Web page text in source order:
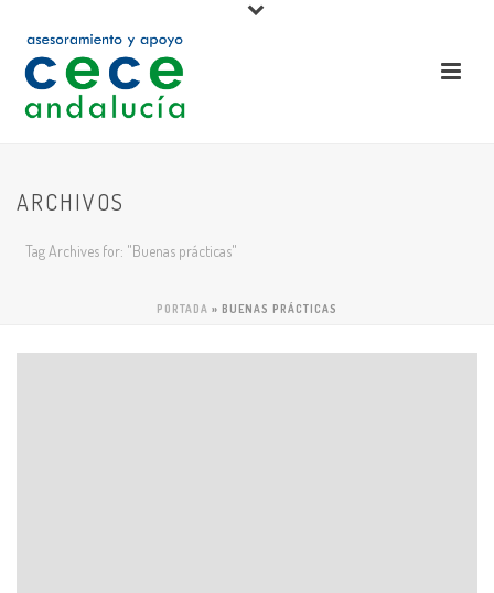
ARCHIVOS
Tag Archives for: "Buenas prácticas"
PORTADA » BUENAS PRÁCTICAS